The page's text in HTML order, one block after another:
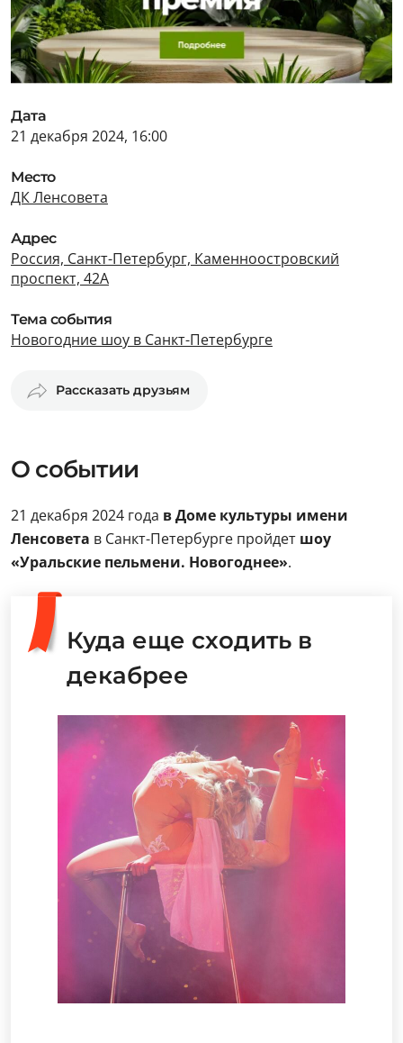
Дата
21 декабря 2024, 16:00
Место
ДК Ленсовета
Адрес
Россия, Санкт-Петербург, Каменноостровский
проспект, 42А
Тема события
Новогодние шоу в Санкт-Петербурге
Рассказать друзьям
О событии
21 декабря 2024 года в Доме культуры имени
Ленсовета в Санкт-Петербурге пройдет шоу
«Уральские пельмени. Новогоднее».
Куда еще сходить в
декабрее